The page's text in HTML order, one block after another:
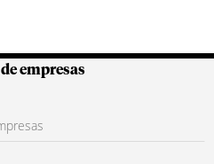
Colombianas
empresas